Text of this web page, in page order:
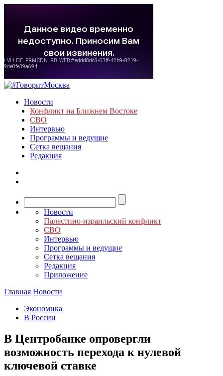
Новости
Конфликт на Ближнем Востоке
СВО
Интервью
Программы и ведущие
Сетка вещания
Редакция
Новости
Палестино-израильский конфликт
СВО
Интервью
Программы и ведущие
Сетка вещания
Редакция
Приложение
Главная Новости
Экономика
В России
В Центробанке опровергли
возможность перехода к нулевой
ключевой ставке